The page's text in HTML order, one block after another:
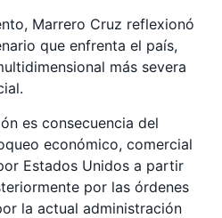
Marrero Cruz reflexionó
que enfrenta el país,
más severa
es consecuencia del
económico, comercial
Estados Unidos a partir
por las órdenes
la actual administración